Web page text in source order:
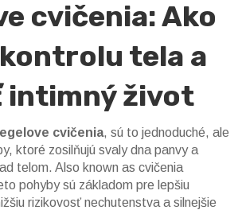
cvičenia: Ako
tela a
intimný život
cvičenia, sú to jednoduché, ale
ktoré zosilňujú svaly dna panvy a
telom. Also known as cvičenia
pohyby sú základom pre lepšiu
rizikovosť nechutenstva a silnejšie